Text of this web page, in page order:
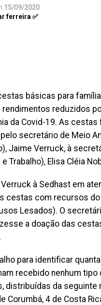
15/09/2020
ferreira ✅
básicas para
reduzidos
da Covid-19. As
secretário de Meio
Jaime Verruck, à
Trabalho), Elisa Cléia
à Sedhast em
cestas com recursos
Lesados). O
a doação das
para identificar
recebido nenhum
distribuídas da seguinte
Corumbá, 4 de Costa